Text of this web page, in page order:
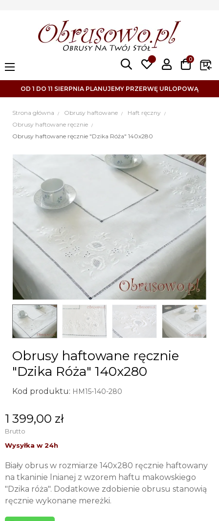
0
Toggle
navigation
☰
OD 1 DO 11 SIERPNIA PLANUJEMY PRZERWĘ URLOPOWĄ
Strona główna Obrusy haftowane
Haft ręczny
Obrusy haftowane ręcznie
Obrusy haftowane ręcznie "Dzika Róża" 140x280
Obrusy haftowane ręcznie
"Dzika Róża" 140x280
Kod produktu: HM15-140-280
1 399,00 zł
Brutto
Biały obrus w rozmiarze 140x280 ręcznie haftowany
na tkaninie lnianej z wzorem haftu makowskiego
"Dzika róża". Dodatkowe zdobienie obrusu stanowią
ręcznie wykonane mereżki.